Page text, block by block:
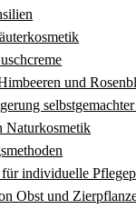
und
Naturkosmetik
individuelle
Obst und